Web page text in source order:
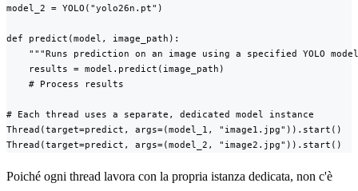
model_2 = YOLO("yolo26n.pt")
def predict(model, image_path):
"""Runs prediction on an image using a specified YOLO
    results = model.predict(image_path)
    # Process results
# Each thread uses a separate, dedicated model instance
Thread(target=predict, args=(model_1, "image1.jpg")).start()
Thread(target=predict, args=(model_2, "image2.jpg")).start()
Poiché ogni thread lavora con la propria istanza dedicata, non c'è